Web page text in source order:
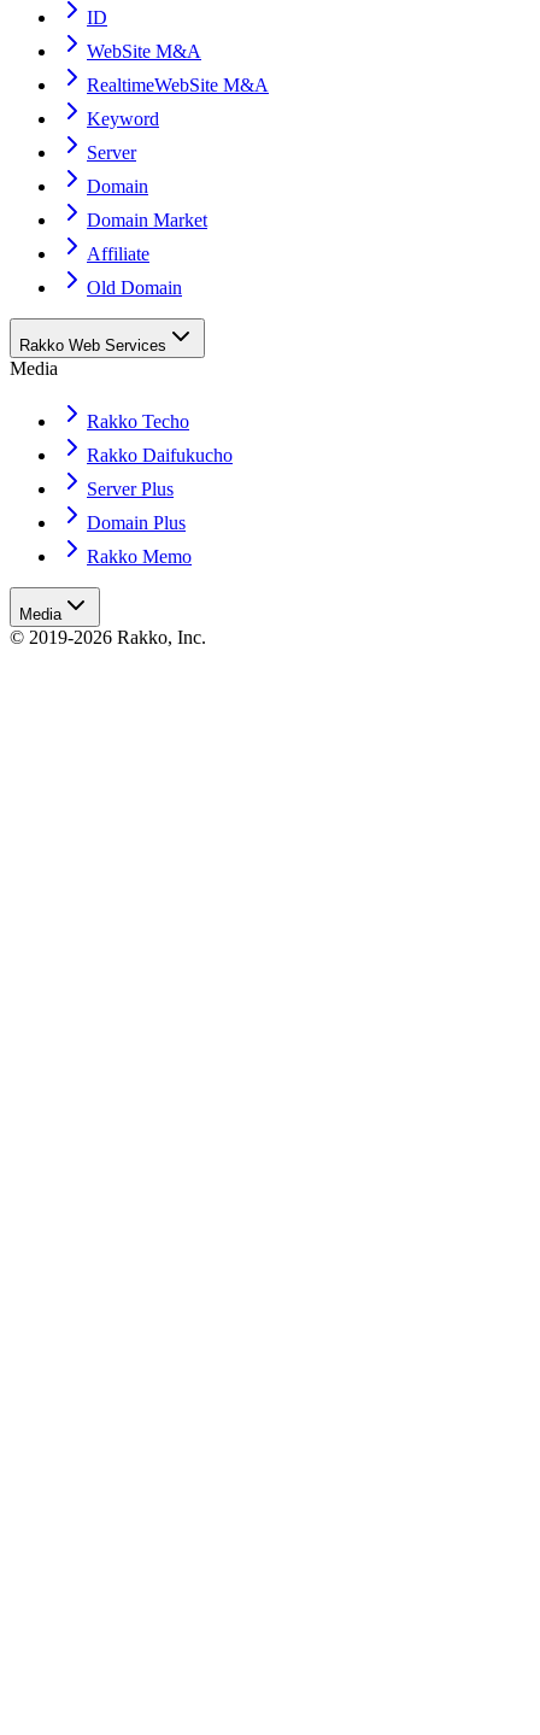
ID
WebSite M&A
RealtimeWebSite M&A
Keyword
Server
Domain
Domain Market
Affiliate
Old Domain
Rakko Web Services
Media
Rakko Techo
Rakko Daifukucho
Server Plus
Domain Plus
Rakko Memo
Media
© 2019-2026 Rakko, Inc.